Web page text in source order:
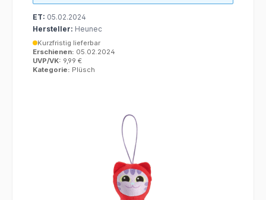
ET: 05.02.2024
Hersteller: Heunec
Kurzfristig lieferbar
Erschienen: 05.02.2024
UVP/VK: 9,99 €
Kategorie: Plüsch